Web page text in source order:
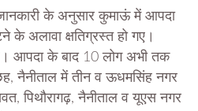
के अनुसार कुमाऊं में आपदा
अलावा क्षतिग्रस्त हो गए।
आपदा के बाद 10 लोग अभी तक
नैनीताल में तीन व ऊधमसिंह नगर
पिथौरागढ़, नैनीताल व यूएस नगर